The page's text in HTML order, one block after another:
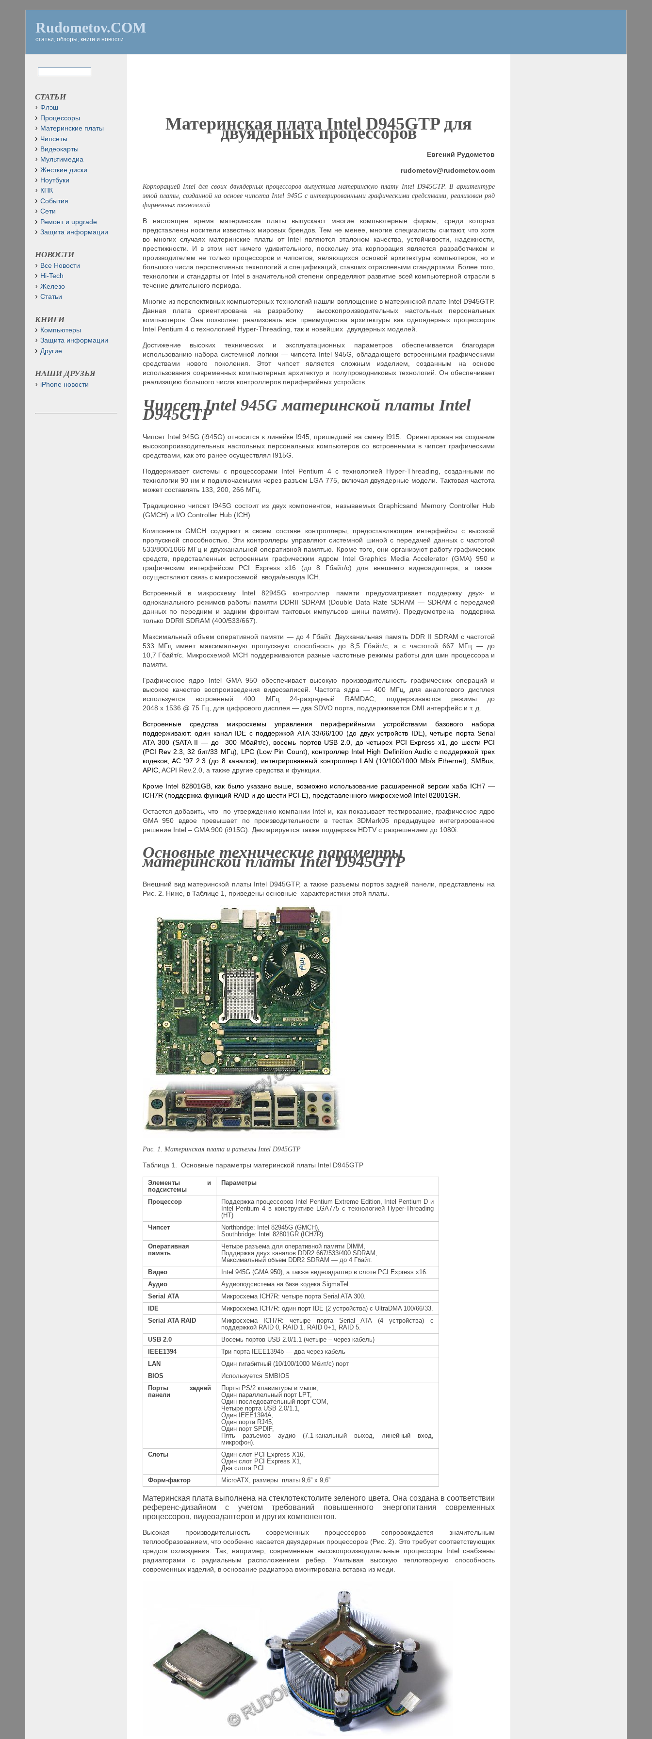
Rudometov.COM
статьи, обзоры, книги и новости
Материнская плата Intel D945GTPдля
двуядерных процессоров
Евгений Рудометов
rudometov@rudometov.com
Корпорацией Intel для своих двуядерных процессоров выпустила материнскую плату Intel D945GTP. В архитектуре
этой платы, созданной на основе чипсета Intel 945G cинтегрированными графическими средствами, реализован ряд
фирменных технологий
В настоящее время материнские платы выпускают многие компьютерные фирмы, среди которых
представлены носители известных мировых брендов. Тем не менее, многие специалисты считают, что хотя
во многих случаях материнские платы от Intel являются эталоном качества, устойчивости, надежности,
престижности. И в этом нет ничего удивительного, поскольку эта корпорация является разработчиком и
производителем не только процессоров и чипсетов, являющихся основой архитектуры компьютеров, но и
большого числа перспективных технологий и спецификаций, ставших отраслевыми стандартами. Более того,
технологии и стандарты от Intel в значительной степени определяют развитие всей компьютерной отрасли в
течение длительного периода.
Многие из перспективных компьютерных технологий нашли воплощение в материнской плате Intel D945GTP.
Данная плата ориентирована на разработку высокопроизводительных настольных персональных
компьютеров. Она позволяет реализовать все преимущества архитектуры как одноядерных процессоров
Intel Pentium 4 с технологией Hyper-Threading, так и новейших двуядерных моделей.
Достижение высоких технических и эксплуатационных параметров обеспечивается благодаря
использованию набора системной логики — чипсета Intel 945G, обладающего встроенными графическими
средствами нового поколения. Этот чипсет является сложным изделием, созданным на основе
использования современных компьютерных архитектур и полупроводниковых технологий. Он обеспечивает
реализацию большого числа контроллеров периферийных устройств.
ЧипсетIntel 945Gматеринской платы Intel
D945GTP
Чипсет Intel 945G (i945G) относится к линейке I945, пришедшей на смену I915. Ориентирован на создание
высокопроизводительных настольных персональных компьютеров со встроенными в чипсет графическими
средствами, как это ранее осуществлял I915G
Поддерживает системы с процессорами Intel Pentium 4 с технологией Hyper-Threading, созданными по
технологии 90 нм и подключаемыми через разъем LGA 775, включая двуядерные модели. Тактовая частота
может составлять 133, 200, 266 МГц.
Традиционно чипсет I945G состоит из двух компонентов, называемыхGraphicsand Memory Controller Hub
(GMCH) и I/O Controller Hub (ICH).
КомпонентаGMCH содержит в своем составе контроллеры, предоставляющие интерфейсы с высокой
пропускной способностью. Эти контроллеры управляют системной шиной с передачей данных с частотой
533/800/1066 МГц и двухканальной оперативной памятью. Кроме того, они организуют работу графических
средств, представленных встроенным графическим ядром Intel Graphics Media Accelerator (GMA) 950и
графическим интерфейсом PCI Express x16 (до 8 Гбайт/с) для внешнего видеоадаптера, а также
осуществляют связь с микросхемой ввода/вывода ICH.
Встроенный в микросхему Intel 82945G контроллер памяти предусматривает поддержку двух- и
одноканального режимов работы памяти DDRII SDRAM (Double Data Rate SDRAM — SDRAM с передачей
данных по передним и задним фронтам тактовых импульсов шины памяти). Предусмотрена поддержка
только DDRII SDRAM (400/533/667).
Максимальный объем оперативной памяти — до 4 Гбайт. Двухканальная память DDR II SDRAM с частотой
533 МГц имеет максимальную пропускную способность до 8,5 Гбайт/с, а с частотой 667 МГц — до
10,7 Гбайт/с. Микросхемой MCH поддерживаются разные частотные режимы работы для шин процессора и
памяти.
Графическое ядро Intel GMA 950 обеспечивает высокую производительность графических операций и
высокое качество воспроизведения видеозаписей. Частота ядра — 400 МГц, для аналогового дисплея
используется встроенный 400 МГц 24-разрядный RAMDAC , поддерживаются режимы до
2048 х 1536 @ 75 Гц, для цифрового дисплея — два SDVOпорта, поддерживается DMI интерфейс и т. д.
Встроенные средства микросхемы управления периферийными устройствами базового набора
поддерживают: один канал IDE с поддержкой ATA 33/66/100 (до двух устройств IDE), четыре порта Serial
ATA 300 (SATA II — до 300 Мбайт/с), восемь портов USB 2.0, до четырех PCI Express x1, до шести PCI
(PCI Rev 2.3, 32 бит/33 МГц), LPC (Low Pin Count), контроллер Intel High Definition Audio с поддержкой трех
кодеков,AC ’97 2.3 (до 8 каналов), интегрированный контроллер LAN (10/100/1000 Mb/s Ethernet), SMBus
APIC, ACPI Rev.2.0, а также другие средства и функции.
Кроме Intel 82801GB, как было указано выше, возможно использование расширенной версии хаба ICH7 —
ICH7R (поддержка функций RAIDи до шести PCI-E), представленного микросхемой Intel 82801GR
Остается добавить, что по утверждению компании Intel и, как показывает тестирование, графическое ядро
GMA 950 вдвое превышает по производительности в тестах 3DMark05 предыдущее интегрированное
решение Intel – GMA 900 (i915G). Декларируется также поддержка HDTV с разрешением до 1080i.
Основные технические параметры
материнской платы Intel D945GTP
Внешний вид материнской платы Intel D945GTP, а также разъемы портов задней панели, представлены на
Рис. 2. Ниже, в Таблице 1, приведены основные характеристики этой платы.
Рис. 1. Материнская плата и разъемы Intel D945GTP
Таблица 1. Основные параметры материнской платы Intel D945GTP
Элементы и
подсистемы
Параметры
Процессор
Поддержка процессоров Intel Pentium Extreme Edition, Intel Pentium D и
Intel Pentium 4 в конструктиве LGA775 с технологией Hyper-Threading
(HT)
Чипсет
Northbridge: Intel 82945G (GMCH),
Southbridge: Intel 82801GR (ICH7R).
Оперативная
память
Четыре разъема для оперативной памяти DIMM,
Поддержка двух каналов DDR2 667/533/400 SDRAM,
Максимальный объем DDR2 SDRAM — до 4 Гбайт.
Видео
Intel 945G(GMA950), а также видеоадаптер в слоте PCI Express x16.
Аудио
Аудиоподсистема на базе кодека SigmaTel .
Serial ATA
Микросхема ICH7R: четыре порта Serial ATA 300.
IDE
Микросхема ICH 7R: один порт IDE (2 устройства) с UltraDMA100/66/33.
Serial ATA RAID МикросхемаICH7R:четыре портаSerial ATA (4устройства) с
поддержкойRAID 0, RAID 1, RAID 0+1, RAID 5.
USB 2.0
Восемь портов USB 2.0/1.1 (четыре – через кабель)
IEEE1394
Три порта IEEE1394b — два через кабель
LAN
Один гигабитный (10/100/1000 Мбит/с) порт
BIOS
Используется SM BIOS
Порты задней
панели
Порты PS/2 клавиатуры и мыши,
Один параллельный порт LPT,
Один последовательный порт COM,
Четыре порта USB 2.0/1.1,
Один
IEEE1394A,
Один порта RJ45,
Один порт SPDIF,
Пять разъемов аудио (7.1-канальный выход, линейный вход,
микрофон).
Слоты
Один слот PCI Express X16,
Один слот PCI Express X1,
Два слота PCI
Форм-фактор
MicroATX, размеры платы 9,6”х 9,6”
Материнская плата выполнена на стеклотекстолите зеленого цвета. Она создана в соответствии
референс-дизайном с учетом требований повышенного энергопитания современных
процессоров, видеоадаптеров и других компонентов.
Высокая производительность современных процессоров сопровождается значительным
теплообразованием, что особенно касается двуядерных процессоров (Рис. 2). Это требует соответствующих
средств охлаждения. Так, например, современные высокопроизводительные процессоры Intel снабжены
радиаторами с радиальным расположением ребер. Учитывая высокую теплотворную способность
современных изделий, в основание радиатора вмонтирована вставка из меди.
СТАТЬИ
Флэш
Процессоры
Материнские платы
Чипсеты
Видеокарты
Мультимедиа
Жесткие диски
Ноутбуки
КПК
События
Сети
Ремонт и upgrade
Защита информации
НОВОСТИ
Все Новости
Hi-Tech
Железо
Статьи
КНИГИ
Компьютеры
Защита информации
Другие
НАШИ ДРУЗЬЯ
iPhone новости